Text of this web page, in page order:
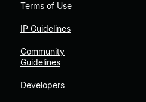
Terms of Use
IP Guidelines
Community
Guidelines
Developers